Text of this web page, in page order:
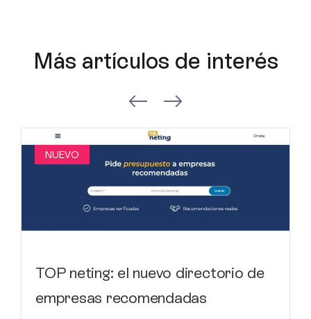
Más artículos de interés
NUEVO
TOP neting: el nuevo directorio de
empresas recomendadas